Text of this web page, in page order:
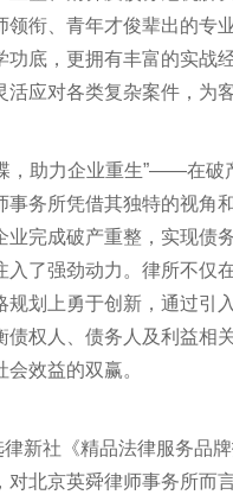
领衔、青年才俊辈出的专
功底，更拥有丰富的实战
活应对各类复杂案件，为
助力企业重生”——在破
事务所凭借其独特的视角
业完成破产重整，实现债
入了强劲动力。律所不仅
规划上勇于创新，通过引
债权人、债务人及利益相
效益的双赢。
社《精品法律服务品牌
对北京英舜律师事务所而